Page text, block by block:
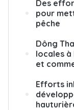
Des
pour
pêche
Dông
locales
et
Efforts